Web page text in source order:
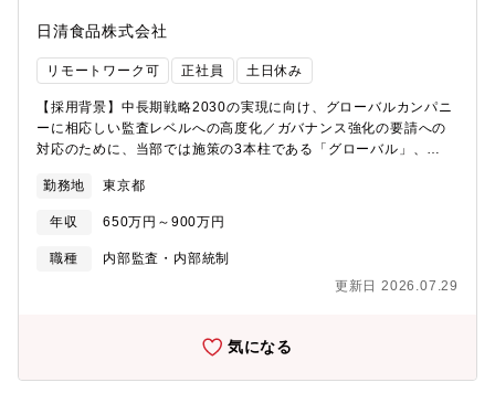
日清食品株式会社
リモートワーク可 正社員 土日休み
【採用背景】中長期戦略2030の実現に向け、グローバルカンパニ
ーに相応しい監査レベルへの高度化／ガバナンス強化の要請への
対応のために、当部では施策の3本柱である「グローバル」、
査要員や種々の資格を持った専門性の高い人材の確保が急務であ
り、グループ全体の内部統制を担保するため、要員を確保したい
と考えております。現在内部監査部の人員は13名中8名がキャリア
入社でなじみやすい環境です。受入後の教育にも力を入れてお
を構築しております。【業務内容】以下業務において、ご経験に
（欧米亜出張あり）・内部統制に関する有効性評価・各種プロジ
ェクト推進／管理※現在内部監査部の人員は13名中8名がキャリア
入社でなじみやすい環境です【出張】出張頻度は監査計画次第で
勤務地 東京都
年収 650万円～900万円
職種
内部監査・内部統制
更新日 2026.07.29
気になる